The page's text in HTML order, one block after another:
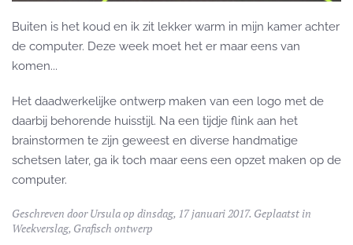
Buiten is het koud en ik zit lekker warm in mijn kamer achter
de computer. Deze week moet het er maar eens van
komen...
Het daadwerkelijke ontwerp maken van een logo met de
daarbij behorende huisstijl. Na een tijdje flink aan het
brainstormen te zijn geweest en diverse handmatige
schetsen later, ga ik toch maar eens een opzet maken op de
computer.
Geschreven doorUrsulaop dinsdag, 17 januari 2017. Geplaatst in
Weekverslag, Grafisch ontwerp